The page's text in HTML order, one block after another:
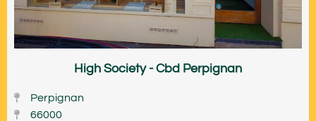
High Society - Cbd Perpignan
Perpignan
66000